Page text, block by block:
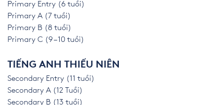
Primary Entry (6 tuổi)
Primary A (7 tuổi)
Primary B (8 tuổi)
Primary C (9 – 10 tuổi)
TIẾNG ANH THIẾU NIÊN
Secondary Entry (11 tuổi)
Secondary A (12 Tuổi)
Secondary B (13 tuổi)